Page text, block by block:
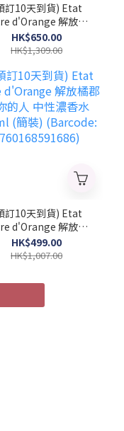
訂10天到貨) Etat
d'Orange 解放橘
Pretend 陪我演
中性濃香水 100ml
HK$650.00
HK$1,309.00
訂10天到貨) Etat
d'Orange 解放橘
像你的人 中性濃香水
(簡裝) (Barcode:
HK$499.00
HK$1,007.00